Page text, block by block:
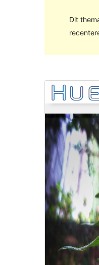
Dit